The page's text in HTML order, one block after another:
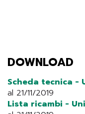
DOWNLOAD
Scheda tecnica -
al 21/11/2019
Lista ricambi -